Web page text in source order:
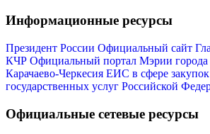
Информационные ресурсы
Президент России Официальный сайт
КЧР Официальный портал Мэрии города
Карачаево-Черкесия ЕИС в сфере закупок
государственных услуг Российской
Официальные сетевые ресурсы